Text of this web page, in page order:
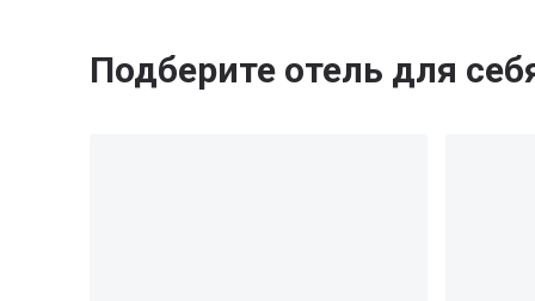
Подберите отель для